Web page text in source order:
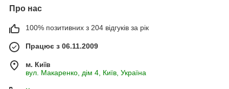
розміру з покриттям із тефлону
Про нас
100% позитивних з 204 відгуків за рік
Працює з 06.11.2009
м. Київ
вул. Макаренко, дім 4, Київ, Україна